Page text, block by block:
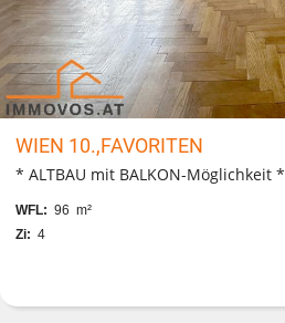
WIEN 10.,FAVORITEN
* ALTBAU mit BALKON-Möglichkeit *
WFL: 96 m²
Zi: 4